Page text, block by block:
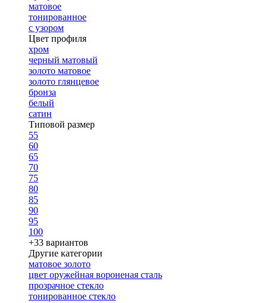
матовое
тонированное
с узором
Цвет профиля
хром
черный матовый
золото матовое
золото глянцевое
бронза
белый
сатин
Типовой размер
55
60
65
70
75
80
85
90
95
100
+33 вариантов
Другие категории
матовое золото
цвет оружейная вороненая сталь
прозрачное стекло
тонированное стекло